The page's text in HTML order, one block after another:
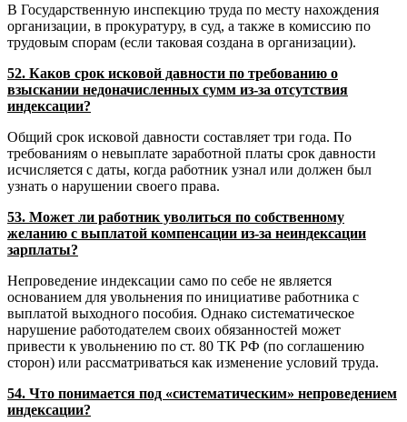
В Государственную инспекцию труда по месту нахождения
организации, в прокуратуру, в суд, а также в комиссию по
трудовым спорам (если таковая создана в организации).
52. Каков срок исковой давности по требованию о
взыскании недоначисленных сумм из-за отсутствия
индексации?
Общий срок исковой давности составляет три года. По
требованиям о невыплате заработной платы срок давности
исчисляется с даты, когда работник узнал или должен был
узнать о нарушении своего права.
53. Может ли работник уволиться по собственному
желанию с выплатой компенсации из-за неиндексации
зарплаты?
Непроведение индексации само по себе не является
основанием для увольнения по инициативе работника с
выплатой выходного пособия. Однако систематическое
нарушение работодателем своих обязанностей может
привести к увольнению по ст. 80 ТК РФ (по соглашению
сторон) или рассматриваться как изменение условий труда.
54. Что понимается под «систематическим» непроведением
индексации?